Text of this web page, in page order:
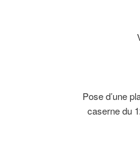
Pose d’une
caserne du